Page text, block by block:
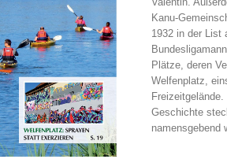
Kanu-
1932 in der List
Plätze, deren
Welfenplatz,
Geschichte
namensgebend